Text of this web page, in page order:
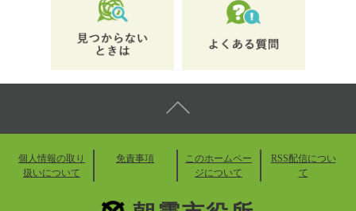
個人情報の取り
扱いについて
免責事項
このホームペー
ジについて
RSS配信につい
て